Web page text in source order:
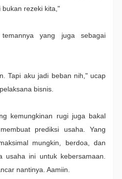
rezeki kita,"
yang juga sebagai
Tapi aku jadi beban nih," ucap
bisnis.
kemungkinan rugi juga bakal
prediksi usaha. Yang
mungkin, berdoa, dan
usaha ini untuk kebersamaan.
nantinya. Aamiin.